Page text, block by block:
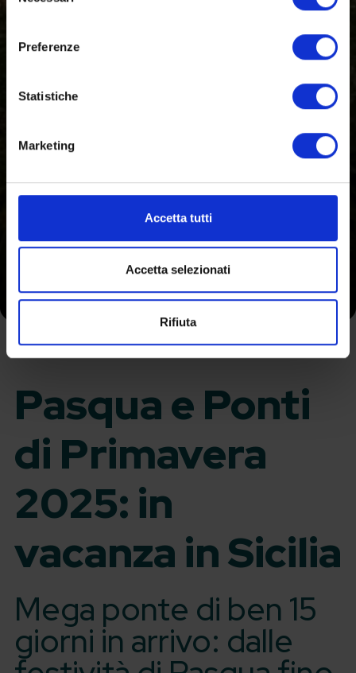
Preferenze
Statistiche
Marketing
Accetta tutti
Accetta selezionati
Rifiuta
Pasqua e Ponti
di Primavera
2025: in
vacanza in Sicilia
Mega ponte di ben 15
giorni in arrivo: dalle